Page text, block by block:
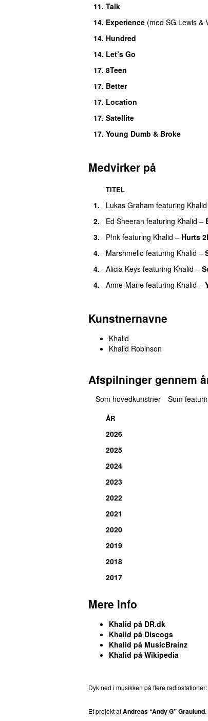
11. Talk
14. Experience (med SG Lewis &
14. Hundred
14. Let’s Go
17. 8Teen
17. Better
17. Location
17. Satellite
17. Young Dumb & Broke
Medvirker på
TITEL
1. Lukas Graham featuring Khalid
2.
Ed Sheeran featuring Khalid –
3.
P!nk featuring Khalid – Hurts
4.
Marshmello featuring Khalid –
4.
Alicia Keys featuring Khalid –
4.
Anne-Marie featuring Khalid –
Kunstnernavne
Khalid
Khalid Robinson
Afspilninger gennem
Som hovedkunstner Som
ÅR
2026
2025
2024
2023
2022
2021
2020
2019
2018
2017
Mere info
Khalid på DR.dk
Khalid på Discogs
Khalid på MusicBrainz
Khalid på Wikipedia
Dyk ned i musikken på flere radiostationer:
Et projekt afAndreas “Andy G” Graulund